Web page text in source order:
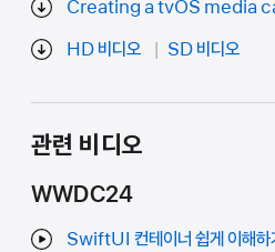
Creating a tvOS media
HD 비디오
SD 비디오
관련 비디오
WWDC24
SwiftUI 컨테이너 쉽게 이해하